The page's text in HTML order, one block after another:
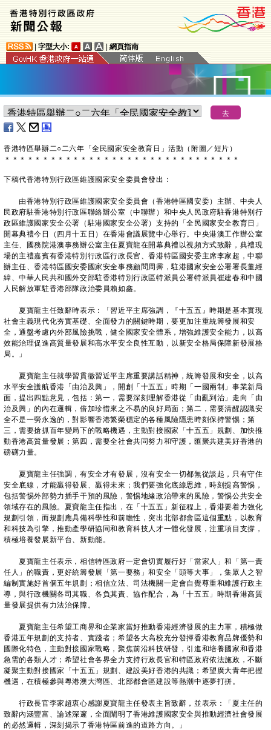
字型大小: 網頁指南
​香港特區舉辦二○二六年「全民國家安全教育日」活動（附圖／短片）
＊ ＊ ＊ ＊ ＊ ＊ ＊ ＊ ＊ ＊ ＊ ＊ ＊ ＊ ＊ ＊ ＊ ＊ ＊ ＊ ＊ ＊ ＊ ＊ ＊ ＊ ＊ ＊ ＊ ＊ ＊
下稿代香港特別行政區維護國家安全委員會發出：
由香港特別行政區維護國家安全委員會（香港特區國安委）主辦、中央人
民政府駐香港特別行政區聯絡辦公室（中聯辦）和中央人民政府駐香港特別行
政區維護國家安全公署（駐港國家安全公署）支持的「全民國家安全教育日」
開幕典禮今日（四月十五日）在香港會議展覽中心舉行。中央港澳工作辦公室
主任、國務院港澳事務辦公室主任夏寶龍在開幕典禮以視頻方式致辭，典禮現
場的主禮嘉賓有香港特別行政區行政長官、香港特區國安委主席李家超，中聯
辦主任、香港特區國安委國家安全事務顧問周霽，駐港國家安全公署署長董經
緯、中華人民共和國外交部駐香港特別行政區特派員公署特派員崔建春和中國
人民解放軍駐香港部隊政治委員賴如鑫。
夏寶龍主任致辭時表示：「習近平主席強調，『十五五』時期是基本實現
社會主義現代化夯實基礎、全面發力的關鍵時期，要更加注重統籌發展和安
全，通盤考慮內外部風險挑戰，健全國家安全體系，增強維護安全能力，以高
效能治理促進高質量發展和高水平安全良性互動，以新安全格局保障新發展格
局。」
夏寶龍主任就學習貫徹習近平主席重要講話精神，統籌發展和安全，以高
水平安全護航香港「由治及興」，開創「十五五」時期「一國兩制」事業新局
面，提出四點意見，包括：第一，需要深刻理解香港從「由亂到治」走向「由
治及興」的內在邏輯，倍加珍惜來之不易的良好局面；第二，需要清醒認識安
全不是一勞永逸的，對影響香港繁榮穩定的各種風險隱患時刻保持警惕；第
三，需要搶抓百年變局下的戰略機遇，主動對接國家「十五五」規劃、加快推
動香港高質量發展；第四，需要全社會共同努力和守護，匯聚共建美好香港的
磅礴力量。
夏寶龍主任強調，有安全才有發展，沒有安全一切都無從談起，只有守住
安全底線，才能贏得發展、贏得未來；我們要強化底線思維，時刻提高警惕，
包括警惕外部勢力插手干預的風險，警惕地緣政治帶來的風險，警惕公共安全
領域存在的風險。夏寶龍主任指出，在「十五五」新征程上，香港要着力強化
規劃引領，而規劃應具備科學性和前瞻性，突出北部都會區這個重點，以教育
和科技為引擎，推動產學研協同和教育科技人才一體化發展，注重項目支撐，
積極培養發展新平台、新動能。
夏寶龍主任表示，相信特區政府一定會切實履行好「當家人」和「第一責
任人」的職責，更好統籌發展「第一要務」和安全「頭等大事」，集眾人之智
編制實施好首個五年規劃；相信立法、司法機關一定會自覺尊重和維護行政主
導，與行政機關各司其職、各負其責、協作配合，為「十五五」時期香港高質
量發展提供有力法治保障。
夏寶龍主任希望工商界和企業家當好推動香港經濟發展的主力軍，積極做
香港五年規劃的支持者、實踐者；希望各大高校充分發揮香港教育品牌優勢和
國際化特色，主動對接國家戰略，聚焦前沿科技研發，引進和培養國家和香港
急需的各類人才；希望社會各界全力支持行政長官和特區政府依法施政，不斷
凝聚主動對接國家「十五五」規劃、建設美好香港的共識；希望廣大青年把握
機遇，在積極參與粵港澳大灣區、北部都會區建設等熱潮中逐夢打拼。
行政長官李家超衷心感謝夏寶龍主任發表主旨致辭，並表示：「夏主任的
致辭內涵豐富、論述深邃，全面闡明了香港維護國家安全與推動經濟社會發展
的必然邏輯，深刻揭示了香港特區前進的道路方向。」